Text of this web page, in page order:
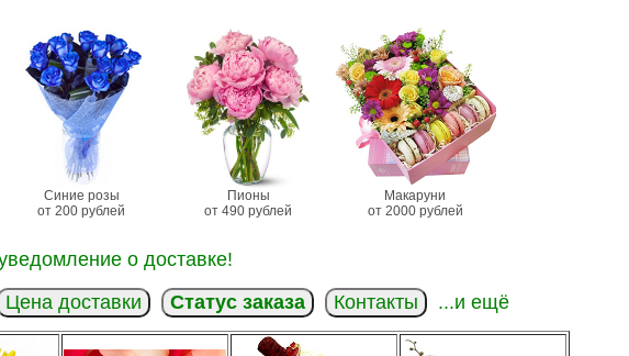
Синие розы
от 200 рублей
Пионы
от 490 рублей
Макаруни
от 2000 рублей
о доставке!
Цена доставки Статус заказа Контакты ...и ещё